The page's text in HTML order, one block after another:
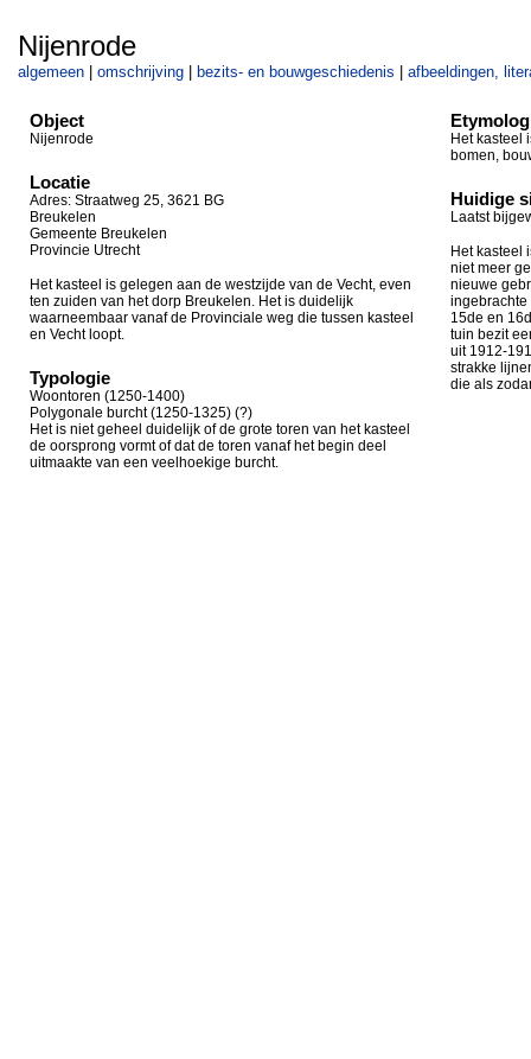
Nijenrode
algemeen omschrijving bezits- en bouwgeschiedenis afbeeldingen,
Object
Nijenrode
Locatie
Adres: Straatweg 25, 3621 BG
Breukelen
Gemeente Breukelen
Provincie Utrecht
Het kasteel is gelegen aan de westzijde van de Vecht, even
ten zuiden van het dorp Breukelen. Het is duidelijk
waarneembaar vanaf de Provinciale weg die tussen kasteel
en Vecht loopt.
Typologie
Woontoren (1250-1400)
Polygonale burcht (1250-1325) (?)
Het is niet geheel duidelijk of de grote toren van het kasteel
de oorsprong vormt of dat de toren vanaf het begin deel
uitmaakte van een veelhoekige burcht.
Het kasteel
bomen,
Huidige
Laatst
Het kasteel
niet meer
nieuwe
ingebrachte
15de en
tuin bezit
uit 1912-
strakke
die als